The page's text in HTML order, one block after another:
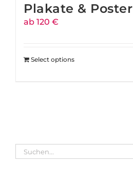
Plakate & Poster
ab 120 €
Select options